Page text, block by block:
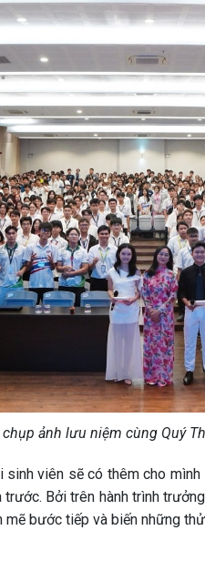
ảnh lưu niệm cùng Quý
sinh viên sẽ có thêm cho
Bởi trên hành trình
mẽ bước tiếp và biến những